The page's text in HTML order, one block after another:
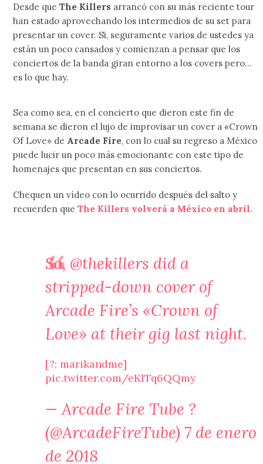
Desde queThe Killers arrancó con su más reciente tour
han estado aprovechando los intermedios de su set para
presentar un cover. Si, seguramente varios de ustedes ya
están un poco cansados y comienzan a pensar que los
conciertos de la banda giran entorno a los covers pero…
es lo que hay.
Sea como sea, en el concierto que dieron este fin de
semana se dieron el lujo de improvisar un cover a «Crown
Of Love» de Arcade Fire, con lo cual su regreso a México
puede lucir un poco más emocionante con este tipo de
homenajes que presentan en sus conciertos.
Chequen un vídeo con lo ocurrido después del salto y
recuerden queThe Killers volverá a México en abril.
So, @thekillers did a
stripped-down cover of
Arcade Fire’s «Crown of
Love» at their gig last night.
[?: marikandme]
pic.twitter.com/eKlTq6QQmy
— Arcade Fire Tube ?
(@ArcadeFireTube) 7 de enero
de 2018